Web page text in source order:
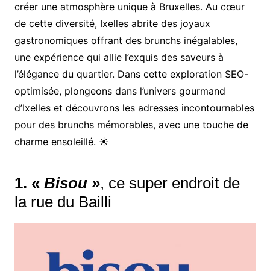
créer une atmosphère unique à Bruxelles. Au cœur
de cette diversité, Ixelles abrite des joyaux
gastronomiques offrant des brunchs inégalables,
une expérience qui allie l’exquis des saveurs à
l’élégance du quartier. Dans cette exploration SEO-
optimisée, plongeons dans l’univers gourmand
d’Ixelles et découvrons les adresses incontournables
pour des brunchs mémorables, avec une touche de
charme ensoleillé. ☀️
1. « Bisou », ce super endroit de
la rue du Bailli